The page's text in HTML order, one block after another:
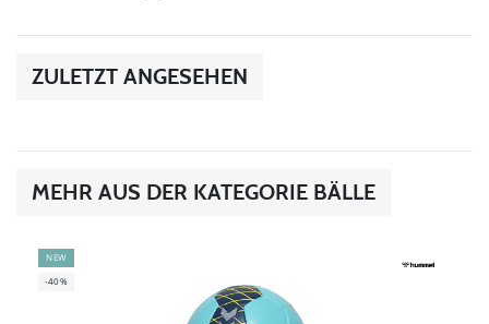
ZULETZT ANGESEHEN
MEHR AUS DER KATEGORIE BÄLLE
NEW
-40%